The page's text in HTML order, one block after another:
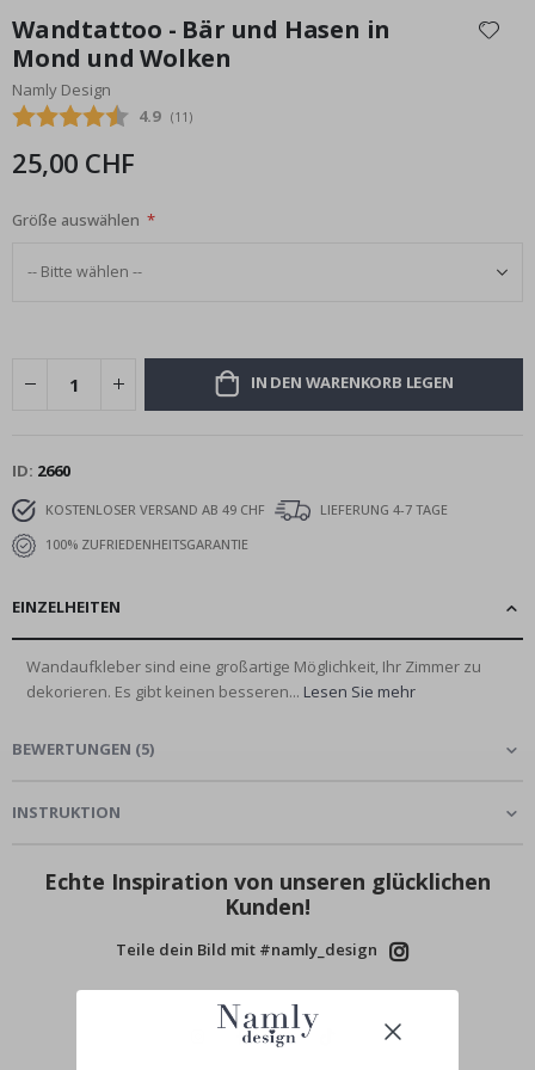
der
Bildgalerie
springen
Wandtattoo - Bär und Hasen in
Mond und Wolken
Namly Design
Durchschnittliche Bewertung:
4.9 (abgegebene bewertungen:
11 )
25,00 CHF
Größe auswählen
IN DEN WARENKORB LEGEN
ID 2660
KOSTENLOSER VERSAND AB 49 CHF
LIEFERUNG 4-7 TAGE
100% ZUFRIEDENHEITSGARANTIE
EINZELHEITEN
Wandaufkleber sind eine großartige Möglichkeit, Ihr Zimmer zu
dekorieren. Es gibt keinen besseren... Lesen Sie mehr
BEWERTUNGEN (5)
INSTRUKTION
Echte Inspiration von unseren glücklichen
Kunden!
Teile dein Bild mit #namly_design